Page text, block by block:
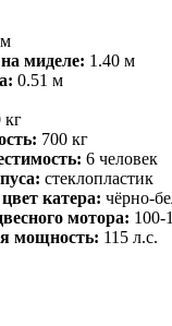
миделе: 1.40 м
0.51 м
кг
700 кг
6 человек
стеклопластик
катера: чёрно-
мотора: 100-
мощность: 115 л.c.